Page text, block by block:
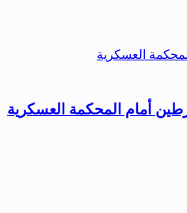
أمام المحكمة العسكرية